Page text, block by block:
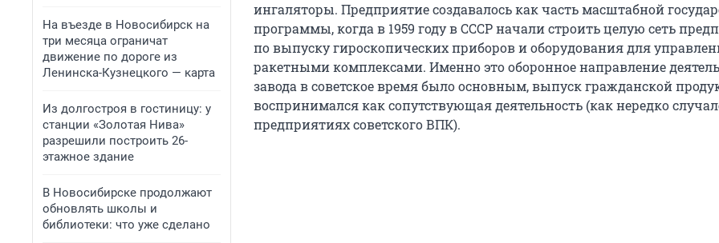
На въезде в Новосибирск на
три месяца ограничат
движение по дороге из
Ленинска-Кузнецкого — карта
Из долгостроя в гостиницу: у
станции «Золотая Нива»
разрешили построить 26-
этажное здание
В Новосибирске продолжают
обновлять школы и
библиотеки: что уже сделано
ингаляторы. Предприятие создавалось как часть масштабной
программы, когда в 1959 году в СССР начали строить целую сеть
по выпуску гироскопических приборов и оборудования для
ракетными комплексами. Именно это оборонное направление
завода в советское время было основным, выпуск гражданской
воспринимался как сопутствующая деятельность (как нередко
предприятиях советского ВПК).